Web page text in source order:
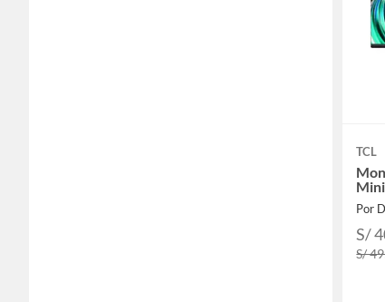
TCL
Por
S/
S/